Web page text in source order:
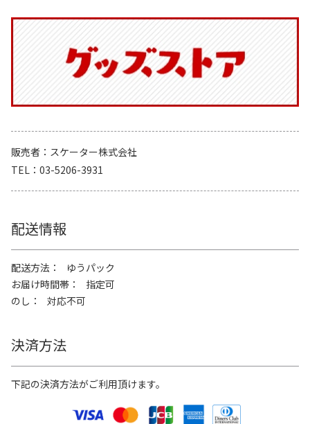
販売者
スケーター株式会社
TEL
03-5206-3931
配送情報
配送方法
ゆうパック
お届け時間帯
指定可
のし
対応不可
決済方法
下記の決済方法がご利用頂けます。